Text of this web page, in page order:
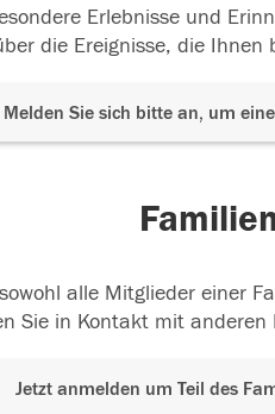
Erlebnisse und
die Ereignisse, die
Melden Sie sich bitte an, um
alle Mitglieder einer
Sie in Kontakt mit
Jetzt anmelden um Teil des